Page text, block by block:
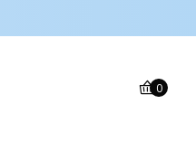
0